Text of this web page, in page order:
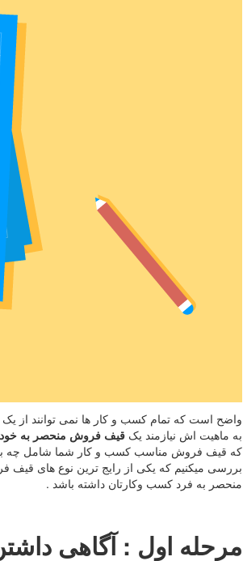
واضح است که تمام کسب و کار ها نمی توانند از
به ماهیت اش نیازمند یک قیف فروش منحصر به خود
که قیف فروش مناسب کسب و کار شما شامل چه
بررسی میکنیم که یکی از رایج ترین نوع های
منحصر به فرد کسب وکارتان داشته باشد .
مرحله اول : آگاهی